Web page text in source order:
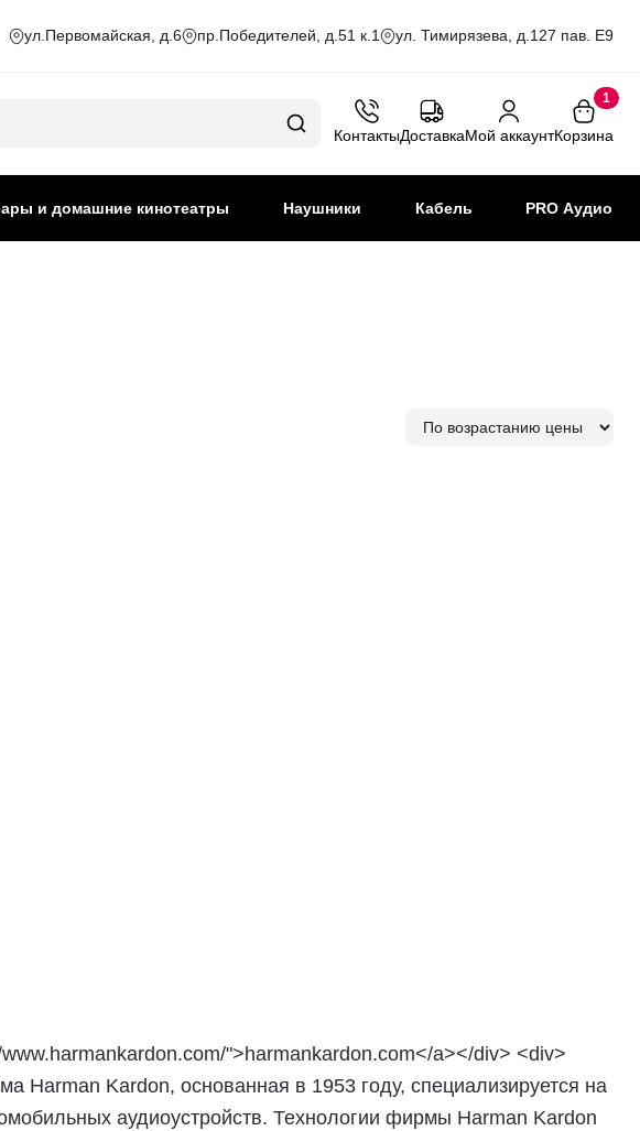
ул.Первомайская, д.6 пр.Победителей, д.51 к.1 ул. Тимирязева, д.127 пав. Е9
КонтактыДоставкаМой аккаунт
1
Корзина
и домашние кинотеатры Наушники Кабель PRO Аудио
">harmankardon.com</a></div> <div>
Harman Kardon, основанная в 1953 году, специализируется на
аудиоустройств. Технологии фирмы Harman Kardon